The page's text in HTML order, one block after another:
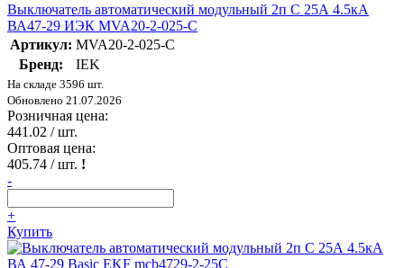
Выключатель автоматический модульный 2п C 25А 4.5кА
ВА47-29 ИЭК MVA20-2-025-C
Артикул: MVA20-2-025-C
Бренд:
IEK
На складе 3596 шт.
Обновлено 21.07.2026
Розничная цена:
441.02 / шт.
Оптовая цена:
405.74 / шт. !
-
+
Купить